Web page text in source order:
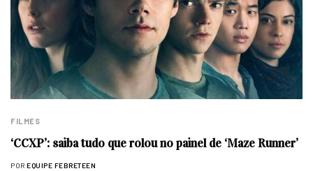
FILMES
‘CCXP’: saiba tudo que rolou no painel de ‘Maze Runner’
POR EQUIPE FEBRETEEN